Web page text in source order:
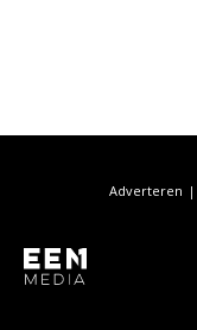
Adverteren